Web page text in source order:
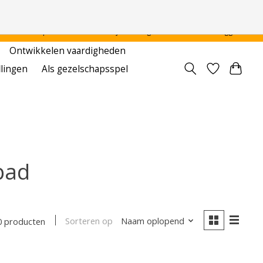
Ontwikkelen vaardigheden
Als gezelschapsspel
producten Sorteren op Naam oplopend